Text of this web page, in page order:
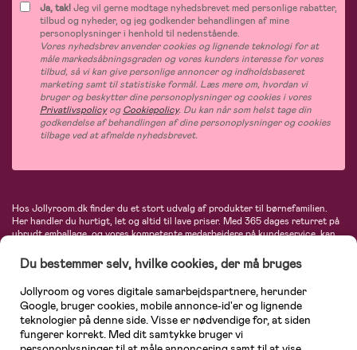
Ja, tak!Jeg vil gerne modtage nyhedsbrevet med personlige rabatter,
tilbud og nyheder, og jeg godkender behandlingen af mine
personoplysninger i henhold til nedenstående.
Vores nyhedsbrev anvender cookies og lignende teknologi for at
måle markedsåbningsgraden og vores kunders interesse for vores
tilbud, så vi kan give personlige annoncer og indholdsbaseret
marketing samt til statistiske formål. Læs mere om, hvordan vi
bruger og beskytter dine personoplysninger og cookies i vores
PrivatlivspolicyogCookiepolicy. Du kan når som helst tage din
godkendelse af behandlingen af dine personoplysninger og cookies
tilbage ved at afmelde nyhedsbrevet.
Hos Jollyroom.dk finder du et stort udvalg af produkter til børnefamilien.
Her handler du hurtigt, let og altid til lave priser. Med 365 dages returret på
ubrudt emballage, og vores kompetente medarbejdere på kundeservice, kan
barnevogne, autostole, børne- og babytøj, produkter til gravide og ammende
mødre, indretning og inspiration, legetøj, babyudstyr og meget mere. Vi
tilbyder produkter fra velkendte varemærker som Britax, Maxi-Cosi, Baby
Jogger, BabyBjörn, Didriksons, KidKraft, Ergobaby, Phillips Avent, Neonate,
Cybex, LEGO og mange flere. Kort sagt - et kæmpe sortiment venter på dig!
Du bestemmer selv, hvilke cookies, der må bruges
Jollyroom og vores digitale samarbejdspartnere, herunder
Google, bruger cookies, mobile annonce-id'er og lignende
teknologier på denne side. Visse er nødvendige for, at siden
fungerer korrekt. Med dit samtykke bruger vi